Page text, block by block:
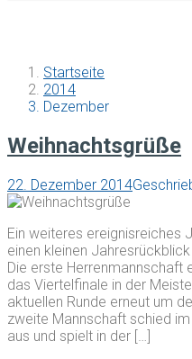
Startseite
2014
Dezember
Weihnachtsgrüße
22. Dezember 2014
Ein weiteres ereignisreiches
einen kleinen
Die erste Herrenmannschaft
das Viertelfinale in der
aktuellen Runde erneut um
zweite Mannschaft schied
aus und spielt in der […]